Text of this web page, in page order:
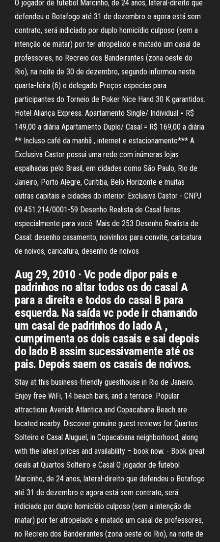
O jogador de futebol Marcinho, de 24 anos, lateral-direito que
defendeu o Botafogo até 31 de dezembro e agora está sem
contrato, será indiciado por duplo homicídio culposo (sem a
intenção de matar) por ter atropelado e matado um casal de
professores, no Recreio dos Bandeirantes (zona oeste do
Rio), na noite de 30 de dezembro, segundo informou nesta
quarta-feira (6) o delegado Preços especias para
participantes do Torneio de Poker Nice Hand 30 K garantidos.
Hotel Aliança Express. Apartamento Single/ Individual = R$
149,00 a diária Apartamento Duplo/ Casal = R$ 169,00 a diária
** Incluso café da manhã , internet e estacionamento*** A
Exclusiva Castor possui uma rede com inúmeras lojas
espalhadas pelo Brasil, em cidades como São Paulo, Rio de
Janeiro, Porto Alegre, Curitiba, Belo Horizonte e muitas
outras capitais e cidades do interior. Exclusiva Castor - CNPJ
09.451.214/0001-59 Desenho Realista de Casal feitas
especialmente para você. Mais de 253 Desenho Realista de
Casal: desenho casamento, noivinhos para convite, caricatura
de noivos, caricatura, desenho de noivos
Aug 29, 2010 · Vc pode dipor pais e
padrinhos no altar todos os do casal A
para a direita e todos do casal B para
esquerda. Na saída vc pode ir chamando
um casal de padrinhos do lado A ,
cumprimenta os dois casais e sai depois
do lado B assim sucessivamente até os
pais. Depois saem os casais de noivos.
Stay at this business-friendly guesthouse in Rio de Janeiro.
Enjoy free WiFi, 14 beach bars, and a terrace. Popular
attractions Avenida Atlantica and Copacabana Beach are
located nearby. Discover genuine guest reviews for Quartos
Solteiro e Casal Aluguel, in Copacabana neighborhood, along
with the latest prices and availability – book now. - Book great
deals at Quartos Solteiro e Casal O jogador de futebol
Marcinho, de 24 anos, lateral-direito que defendeu o Botafogo
até 31 de dezembro e agora está sem contrato, será
indiciado por duplo homicídio culposo (sem a intenção de
matar) por ter atropelado e matado um casal de professores,
no Recreio dos Bandeirantes (zona oeste do Rio), na noite de